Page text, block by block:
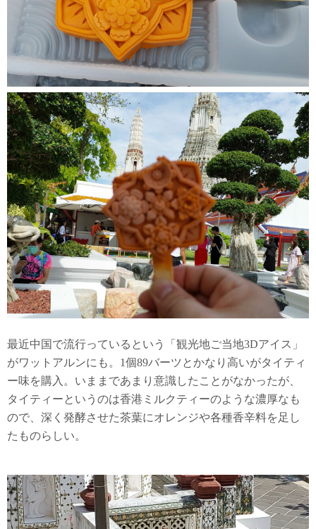
最近中国で流行っているという「観光地ご当地3Dアイス」
がワットアルンにも。1個89バーツとかなり高いがタイティ
ー味を購入。いままであまり意識したことがなかったが、
タイティーというのは香港ミルクティーのような濃厚なも
ので、深く発酵させた茶葉にオレンジや各種香辛料を足し
たものらしい。